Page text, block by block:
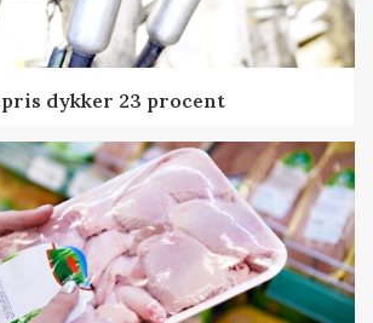
dykker 23 procent